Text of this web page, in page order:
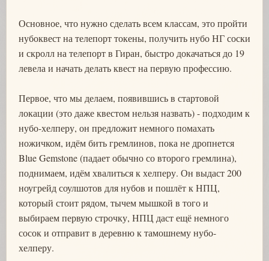
Основное, что нужно сделать всем классам, это пройти
нубоквест на телепорт токены, получить нубо НГ соски
и скролл на телепорт в Гиран, быстро докачаться до 19
левела и начать делать квест на первую профессию.
Первое, что мы делаем, появившись в стартовой
локации (это даже квестом нельзя назвать) - подходим к
нубо-хелперу, он предложит немного помахать
ножичком, идём бить гремлинов, пока не дропнется
Blue Gemstone (падает обычно со второго гремлина),
поднимаем, идём хвалиться к хелперу. Он выдаст 200
ноугрейд соулшотов для нубов и пошлёт к НПЦ,
который стоит рядом, тычем мышкой в того и
выбираем первую строчку, НПЦ даст ещё немного
сосок и отправит в деревню к тамошнему нубо-
хелперу.